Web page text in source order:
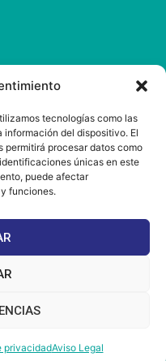
tecnologías como las
del dispositivo. El
permitirá procesar datos como
únicas en este
puede afectar
funciones.
privacidadAviso Legal
previa) 11130